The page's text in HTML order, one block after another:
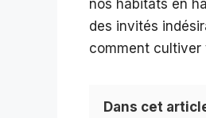
nos habitats en
des invités
comment cultiver
Dans cet